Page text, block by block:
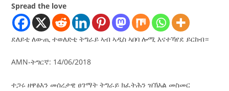
Spread the love
ደለይቲ ለውጢ ተወለድቲ ትግራይ ኣብ ኣዲስ ኣበባ ሎሚ እናተኻየደ ይርከብ።
AMN-ትግርኛ: 14/06/2018
ተጋሩ ዘዋፅእን መሰረታዊ ፀገማት ትግራይ ክፈትሕን ዝኽእል መስመር